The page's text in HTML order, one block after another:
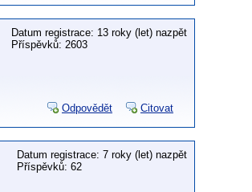
Datum registrace: 13 roky (let) nazpět
Příspěvků: 2603
Odpovědět Citovat
Datum registrace: 7 roky (let) nazpět
Příspěvků: 62